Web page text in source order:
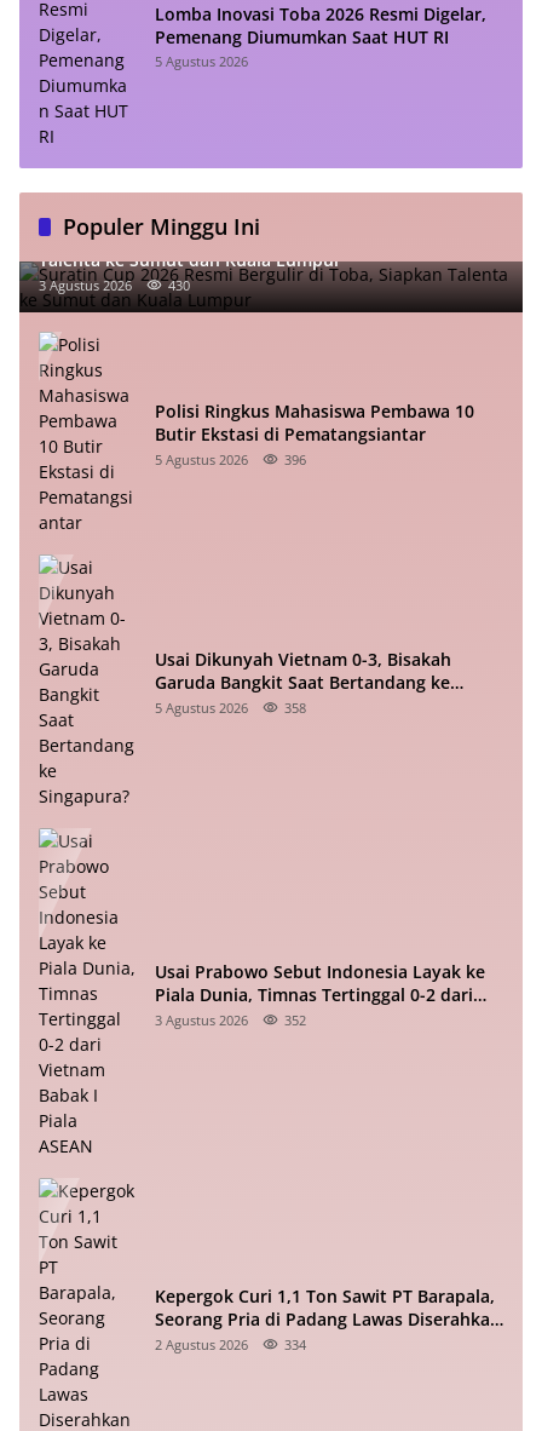
Lomba Inovasi Toba 2026 Resmi Digelar,
Pemenang Diumumkan Saat HUT RI
5 Agustus 2026
Populer Minggu Ini
Suratin Cup 2026 Resmi Bergulir di Toba, Siapkan
Talenta ke Sumut dan Kuala Lumpur
3 Agustus 2026 430
Polisi Ringkus Mahasiswa Pembawa 10
Butir Ekstasi di Pematangsiantar
5 Agustus 2026 396
Usai Dikunyah Vietnam 0-3, Bisakah
Garuda Bangkit Saat Bertandang ke
Singapura?
5 Agustus 2026 358
Usai Prabowo Sebut Indonesia Layak ke
Piala Dunia, Timnas Tertinggal 0-2 dari
Vietnam Babak I Piala ASEAN
3 Agustus 2026 352
Kepergok Curi 1,1 Ton Sawit PT Barapala,
Seorang Pria di Padang Lawas Diserahkan
ke Polisi
2 Agustus 2026 334